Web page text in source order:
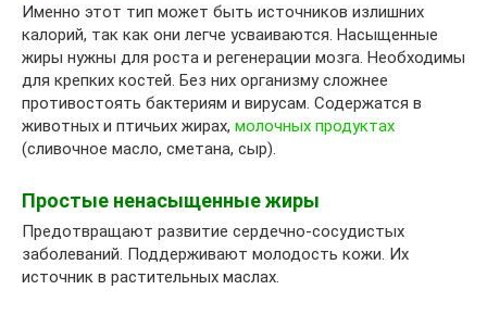
Именно этот тип может быть источников излишних
калорий, так как они легче усваиваются. Насыщенные
жиры нужны для роста и регенерации мозга. Необходимы
для крепких костей. Без них организму сложнее
противостоять бактериям и вирусам. Содержатся в
животных и птичьих жирах, молочных продуктах
(сливочное масло, сметана, сыр).
Простые ненасыщенные жиры
Предотвращают развитие сердечно-сосудистых
заболеваний. Поддерживают молодость кожи. Их
источник в растительных маслах.